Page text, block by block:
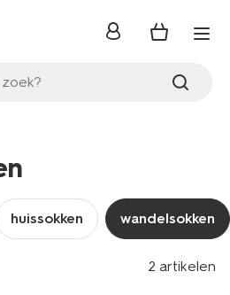
inloggen
huissokken wandelsokken
2 artikelen